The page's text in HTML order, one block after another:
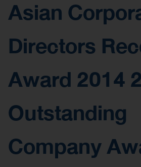
Asian
Directors
Award 2014
Outstanding
Company